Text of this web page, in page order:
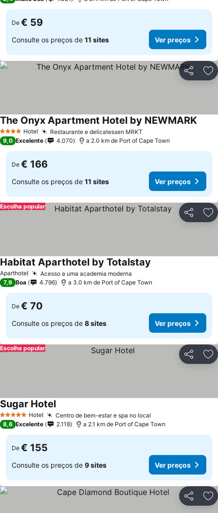
De € 59
Consulte os preços de 11 sites Ver preços
Partilhar
4 EstrelasHotel Restaurante e delicatessen MRKT
The Onyx Apartment Hotel by NEWMARK
9,0 Excelente 4.070 a 2.0 km de Port of Cape Town
De € 166
Consulte os preços de 11 sites Ver preços
Partilhar
Escolha popular
Aparthotel Acesso a uma academia moderna
Habitat Aparthotel by Totalstay
7,9 Boa 4.796 a 3.0 km de Port of Cape Town
De € 70
Consulte os preços de 8 sites Ver preços
Partilhar
Escolha popular
5 Estrelas Hotel Centro de bem-estar e spa no local
Sugar Hotel
8,6 Excelente 2.118 a 2.1 km de Port of Cape Town
De € 155
Consulte os preços de 9 sites Ver preços
Partilhar